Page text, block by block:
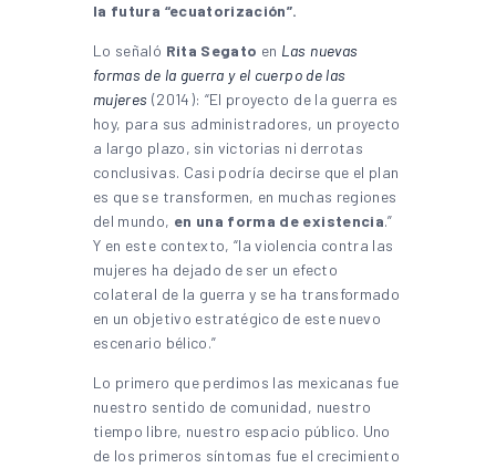
la futura “ecuatorización”.
Lo señaló Rita Segato en Las nuevas
formas de la guerra y el cuerpo de las
mujeres (2014): “El proyecto de la guerra es
hoy, para sus administradores, un proyecto
a largo plazo, sin victorias ni derrotas
conclusivas. Casi podría decirse que el plan
es que se transformen, en muchas regiones
del mundo, en una forma de existencia.”
Y en este contexto, “la violencia contra las
mujeres ha dejado de ser un efecto
colateral de la guerra y se ha transformado
en un objetivo estratégico de este nuevo
escenario bélico.”
Lo primero que perdimos las mexicanas fue
nuestro sentido de comunidad, nuestro
tiempo libre, nuestro espacio público. Uno
de los primeros síntomas fue el crecimiento